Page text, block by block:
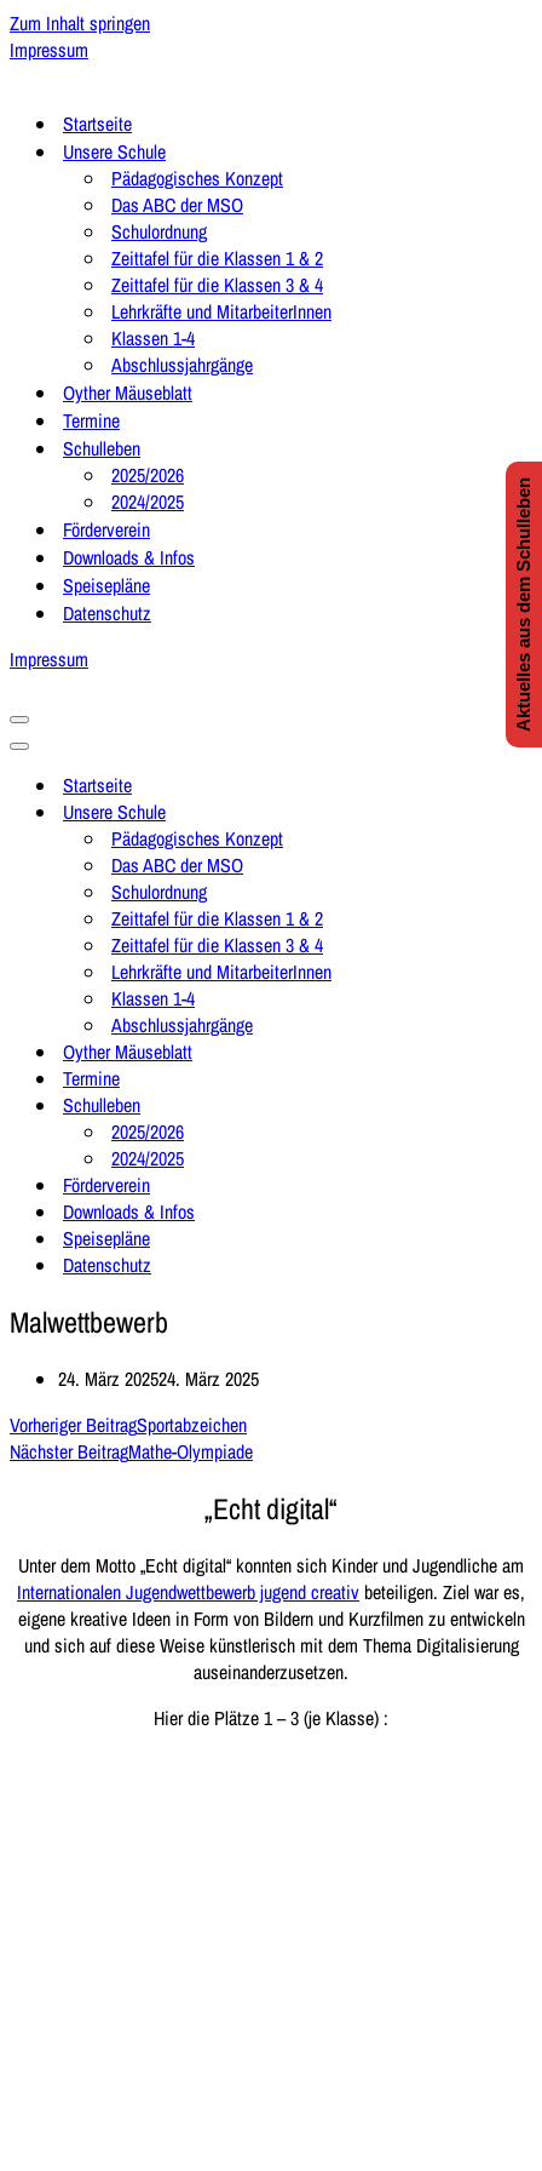
Zum Inhalt springen
Impressum
Startseite
Unsere Schule
Pädagogisches Konzept
Das ABC der MSO
Schulordnung
Zeittafel für die Klassen 1 & 2
Zeittafel für die Klassen 3 & 4
Lehrkräfte und MitarbeiterInnen
Klassen 1-4
Abschlussjahrgänge
Oyther Mäuseblatt
Termine
Schulleben
2025/2026
2024/2025
Förderverein
Downloads & Infos
Speisepläne
Datenschutz
Impressum
Navigationsmenü
Navigationsmenü
Startseite
Unsere Schule
Pädagogisches Konzept
Das ABC der MSO
Schulordnung
Zeittafel für die Klassen 1 & 2
Zeittafel für die Klassen 3 & 4
Lehrkräfte und MitarbeiterInnen
Klassen 1-4
Abschlussjahrgänge
Oyther Mäuseblatt
Termine
Schulleben
2025/2026
2024/2025
Förderverein
Downloads & Infos
Speisepläne
Datenschutz
Malwettbewerb
24. März 202524. März 2025
Vorheriger BeitragSportabzeichen
Nächster BeitragMathe-Olympiade
„Echt digital“
Unter dem Motto „Echt digital“ konnten sich Kinder und Jugendliche am
Internationalen Jugendwettbewerb jugend creativ beteiligen. Ziel war es,
eigene kreative Ideen in Form von Bildern und Kurzfilmen zu entwickeln
und sich auf diese Weise künstlerisch mit dem Thema Digitalisierung
auseinanderzusetzen.
Hier die Plätze 1 – 3 (je Klasse) :
Aktuelles aus dem Schulleben